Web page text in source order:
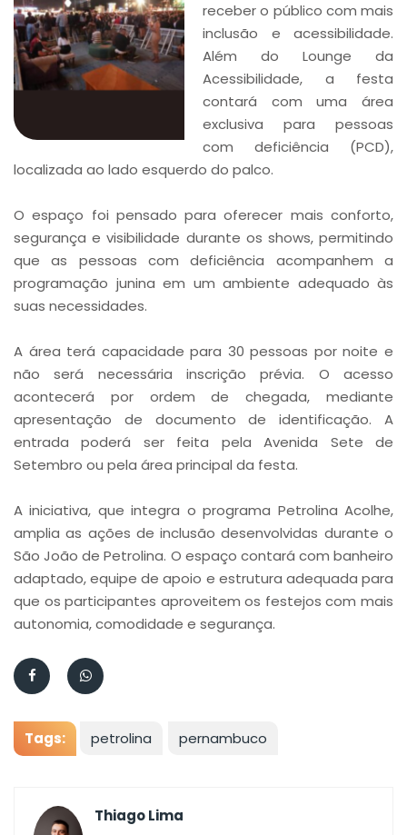
receber o público com mais
inclusão e acessibilidade.
Além do Lounge da
Acessibilidade, a festa
contará com uma área
exclusiva para pessoas
com deficiência (PCD),
localizada ao lado esquerdo do palco.
O espaço foi pensado para oferecer mais conforto,
segurança e visibilidade durante os shows, permitindo
que as pessoas com deficiência acompanhem a
programação junina em um ambiente adequado às
suas necessidades.
A área terá capacidade para 30 pessoas por noite e
não será necessária inscrição prévia. O acesso
acontecerá por ordem de chegada, mediante
apresentação de documento de identificação. A
entrada poderá ser feita pela Avenida Sete de
Setembro ou pela área principal da festa.
A iniciativa, que integra o programa Petrolina Acolhe,
amplia as ações de inclusão desenvolvidas durante o
São João de Petrolina. O espaço contará com banheiro
adaptado, equipe de apoio e estrutura adequada para
que os participantes aproveitem os festejos com mais
autonomia, comodidade e segurança.
Tags: petrolina pernambuco
Thiago Lima